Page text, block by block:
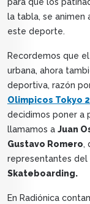
para que los
la tabla, se animen
este deporte.
Recordemos que el
urbana, ahora
deportiva, razón
Olimpicos Tokyo
decidimos poner a
llamamos a Juan
Gustavo Romero,
representantes
Skateboarding.
En Radiónica